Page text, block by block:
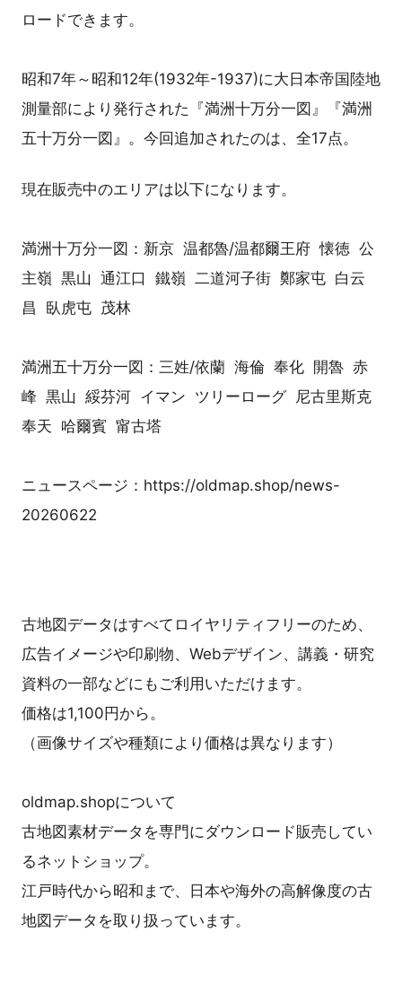
ロードできます。
昭和7年～昭和12年(1932年-1937)に大日本帝国陸地
測量部により発行された『満洲十万分一図』『満洲
五十万分一図』。今回追加されたのは、全17点。
現在販売中のエリアは以下になります。
満洲十万分一図：新京 温都魯/温都爾王府 懐徳 公
主嶺 黒山 通江口 鐵嶺 二道河子街 鄭家屯 白云
昌 臥虎屯 茂林
満洲五十万分一図：三姓/依蘭 海倫 奉化 開魯 赤
峰 黒山 綏芬河 イマン ツリーローグ 尼古里斯克
奉天 哈爾賓 甯古塔
ニュースページ：https://oldmap.shop/news-
20260622
古地図データはすべてロイヤリティフリーのため、
広告イメージや印刷物、Webデザイン、講義・研究
資料の一部などにもご利用いただけます。
価格は1,100円から。
（画像サイズや種類により価格は異なります）
oldmap.shopについて
古地図素材データを専門にダウンロード販売してい
るネットショップ。
江戸時代から昭和まで、日本や海外の高解像度の古
地図データを取り扱っています。